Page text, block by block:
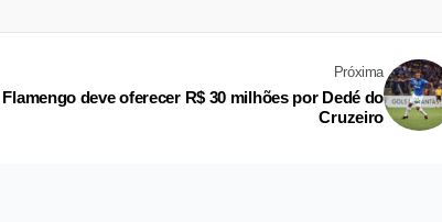
Próxima
Flamengo deve oferecer R$ 30 milhões por Dedé do
Cruzeiro